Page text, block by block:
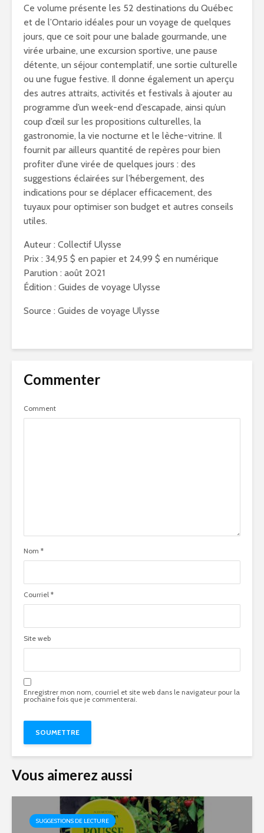
Ce volume présente les 52 destinations du Québec
et de l’Ontario idéales pour un voyage de quelques
jours, que ce soit pour une balade gourmande, une
virée urbaine, une excursion sportive, une pause
détente, un séjour contemplatif, une sortie culturelle
ou une fugue festive. Il donne également un aperçu
des autres attraits, activités et festivals à ajouter au
programme d’un week-end d’escapade, ainsi qu’un
coup d’œil sur les propositions culturelles, la
gastronomie, la vie nocturne et le lèche-vitrine. Il
fournit par ailleurs quantité de repères pour bien
profiter d’une virée de quelques jours : des
suggestions éclairées sur l’hébergement, des
indications pour se déplacer efficacement, des
tuyaux pour optimiser son budget et autres conseils
utiles.
Auteur : Collectif Ulysse
Prix : 34,95 $ en papier et 24,99 $ en numérique
Parution : août 2021
Édition : Guides de voyage Ulysse
Source : Guides de voyage Ulysse
Commenter
Comment
Nom *
Courriel *
Site web
Enregistrer mon nom, courriel et site web dans le navigateur pour la
prochaine fois que je commenterai.
Vous aimerez aussi
SUGGESTIONS DE LECTURE